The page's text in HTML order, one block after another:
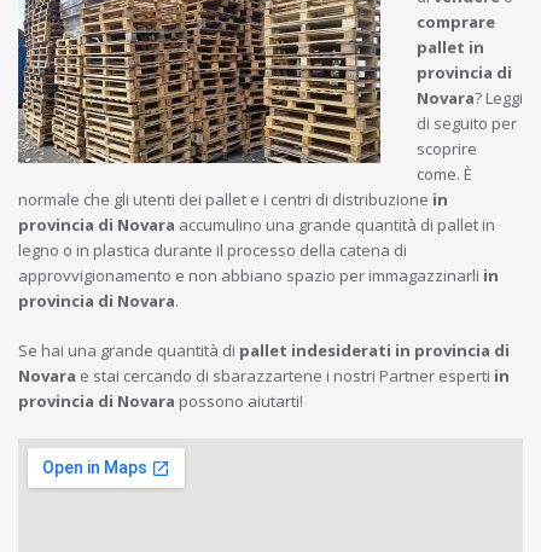
comprare
pallet in
provincia di
Novara? Leggi
di seguito per
scoprire
come. È
normale che gli utenti dei pallet e i centri di distribuzione in
provincia di Novara accumulino una grande quantità di pallet in
legno o in plastica durante il processo della catena di
approvvigionamento e non abbiano spazio per immagazzinarli in
provincia di Novara.
Se hai una grande quantità di pallet indesiderati in provincia di
Novara e stai cercando di sbarazzartene i nostri Partner esperti in
provincia di Novara possono aiutarti!